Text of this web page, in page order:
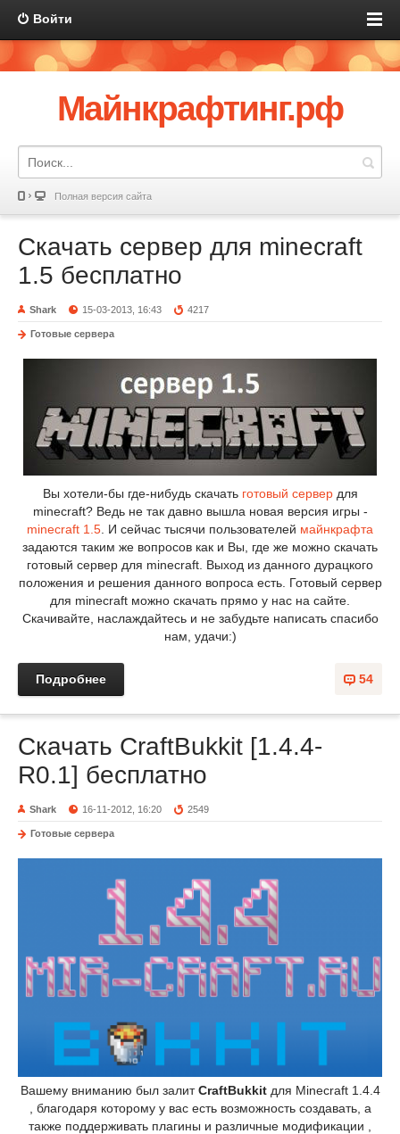
Войти
Майнкрафтинг.рф
Полная версия сайта
Скачать сервер для minecraft
1.5 бесплатно
Shark 15-03-2013, 16:43 4217
Готовые сервера
Вы хотели-бы где-нибудь скачатьготовый сервердля
minecraft? Ведь не так давно вышла новая версия игры -
minecraft 1.5 . И сейчас тысячи пользователей майнкрафта
задаются таким же вопросов как и Вы, где же можно скачать
готовый сервер для minecraft. Выход из данного дурацкого
положения и решения данного вопроса есть. Готовый сервер
для minecraft можно скачать прямо у нас на сайте.
Скачивайте, наслаждайтесь и не забудьте написать спасибо
нам, удачи:)
54
Подробнее
Скачать CraftBukkit [1.4.4-
R0.1] бесплатно
Shark 16-11-2012, 16:20 2549
Готовые сервера
Вашему вниманию был залитCraftBukkitдля Minecraft 1.4.4
, благодаря которому у вас есть возможность создавать, а
также поддерживать плагины и различные модификации ,